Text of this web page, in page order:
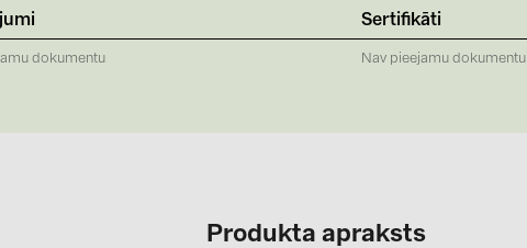
PYLONTECH (19)
Solis (63)
dokumentu
Sertifikāti
Nav pieejamu dokumentu
Produkta apraksts